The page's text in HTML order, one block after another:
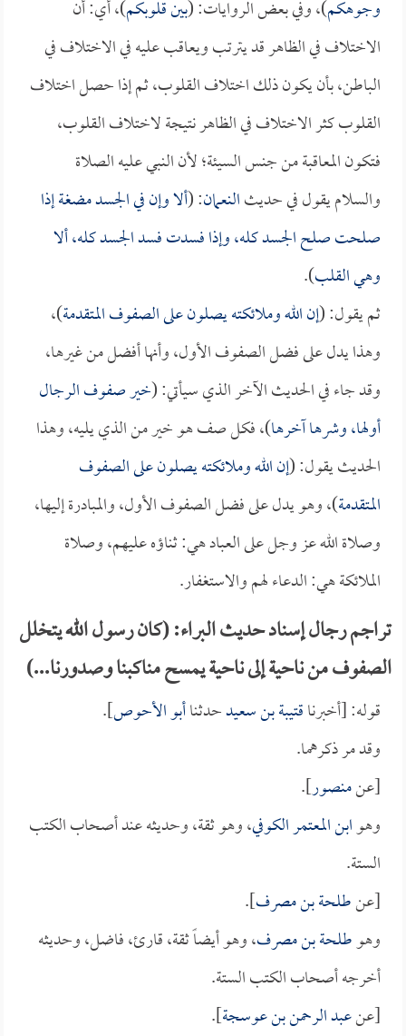
وجوهكم)، وفي بعض الروايات: (بين قلوبكم)، أي: أن
الاختلاف في الظاهر قد يترتب ويعاقب عليه في الاختلاف في
الباطن، بأن يكون ذلك اختلاف القلوب، ثم إذا حصل اختلاف
القلوب كثر الاختلاف في الظاهر نتيجة لاختلاف القلوب،
فتكون المعاقبة من جنس السيئة؛ لأن النبي عليه الصلاة
والسلام يقول في حديثالنعمان: (ألا وإن في الجسد مضغة إذا
صلحت صلح الجسد كله، وإذا فسدت فسد الجسد كله، ألا
وهي القلب).
ثم يقول: (إن الله وملائكته يصلون على الصفوف المتقدمة)،
وهذا يدل على فضل الصفوف الأول، وأنها أفضل من غيرها،
وقد جاء في الحديث الآخر الذي سيأتي: (خير صفوف الرجال
أولها، وشرها آخرها)، فكل صف هو خير من الذي يليه، وهذا
الحديث يقول: (إن الله وملائكته يصلون على الصفوف
المتقدمة)، وهو يدل على فضل الصفوف الأول، والمبادرة إليها،
وصلاة الله عز وجل على العباد هي: ثناؤه عليهم، وصلاة
الملائكة هي: الدعاء لهم والاستغفار.
تراجم رجال إسناد حديث البراء: (كان رسول الله يتخلل
الصفوف من ناحية إلى ناحية يمسح مناكبنا وصدورنا...)
قوله: [أخبرناقتيبة بن سعيدحدثناأبو الأحوص].
وقد مر ذكرهما.
[عنمنصور].
وهوابن المعتمر الكوفي، وهو ثقة، وحديثه عند أصحاب الكتب
الستة.
[عنطلحة بن مصرف].
وهوطلحة بن مصرف، وهو أيضاً ثقة، قارئ، فاضل، وحديثه
أخرجه أصحاب الكتب الستة.
[عنعبد الرحمن بن عوسجة].